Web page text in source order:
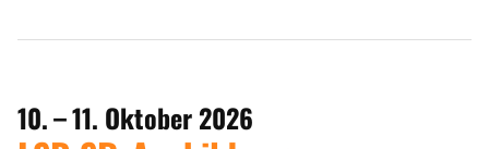
10. – 11. Oktober 2026